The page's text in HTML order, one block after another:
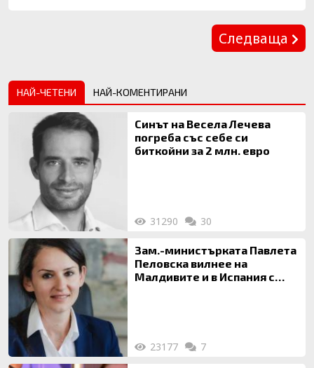
Следваща
НАЙ-ЧЕТЕНИ НАЙ-КОМЕНТИРАНИ
Синът на Весела Лечева
погреба със себе си
биткойни за 2 млн. евро
31290 30
Зам.-министърката Павлета
Пеловска вилнее на
Малдивите и в Испания с
23177 7